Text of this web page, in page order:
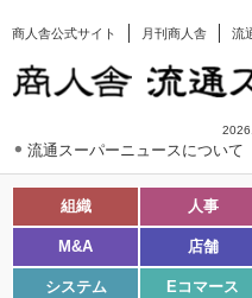
商人舎公式サイト 月刊商人舎 流
流通スーパーニュースについて
組織 人事
M&A 店舗
システム Eコマース